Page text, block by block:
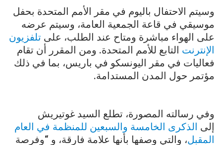
وسيتم الاحتفال باليوم في مقر الأمم المتحدة بحفل
موسيقي في قاعة الجمعية العامة، وسيتم عرضه
على الهواء مباشرة ومتاح عند الطلب، على تلفزيون
الإنترنت التابع للأمم المتحدة. ومن المقرر أن تقام
فعاليات في مقر اليونسكو في باريس، بما في ذلك
مؤتمر حول المدن المستدامة.
وفي رسالته المصورة، تطلع السيد غوتيريش
إلى الذكرى الخامسة والسبعين للمنظمة في العام
المقبل، والتي وصفها بأنها علامة فارقة، و “وفرصة